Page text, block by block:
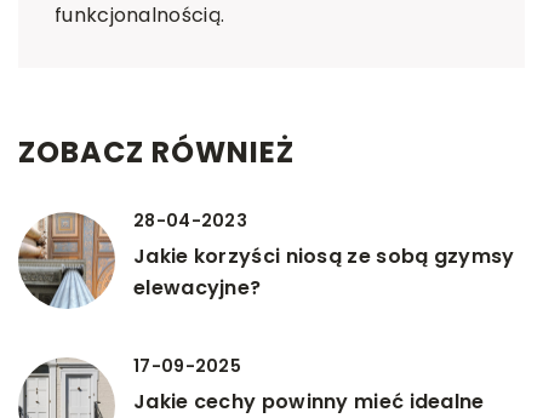
funkcjonalnością.
ZOBACZ RÓWNIEŻ
28-04-2023
Jakie korzyści niosą ze sobą gzymsy
elewacyjne?
17-09-2025
Jakie cechy powinny mieć idealne